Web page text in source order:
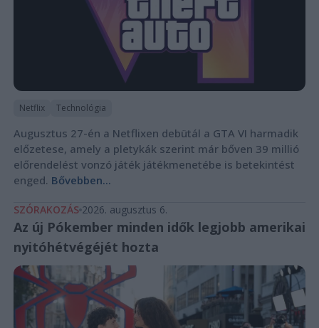
Netflix Technológia
Augusztus 27-én a Netflixen debütál a GTA VI harmadik
előzetese, amely a pletykák szerint már bőven 39 millió
előrendelést vonzó játék játékmenetébe is betekintést
enged. Bővebben...
SZÓRAKOZÁS 2026. augusztus 6.
Az új Pókember minden idők legjobb amerikai
nyitóhétvégéjét hozta